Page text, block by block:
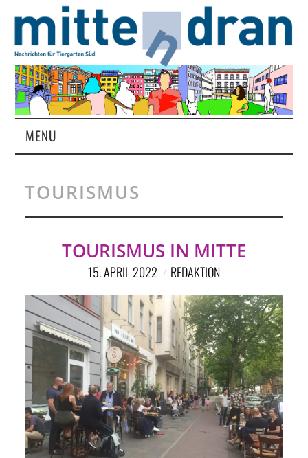
MENU
MAGAZIN
ÜBER UNS
NETZWERK
SPONSORING
KONTAKT
TOURISMUS
TOURISMUS IN MITTE
15. APRIL 2022 REDAKTION